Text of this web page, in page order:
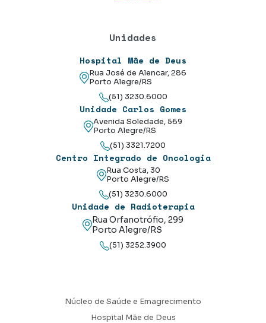
Unidades
Hospital Mãe de Deus
Rua José de Alencar, 286
Porto Alegre/RS
(51) 3230.6000
Unidade Carlos Gomes
Avenida Soledade, 569
Porto Alegre/RS
(51) 3321.7200
Centro Integrado de Oncologia
Rua Costa, 30
Porto Alegre/RS
(51) 3230.6000
Unidade de Radioterapia
Rua Orfanotrófio, 299
Porto Alegre/RS
(51) 3252.3900
Núcleo de Saúde e Emagrecimento
Hospital Mãe de Deus